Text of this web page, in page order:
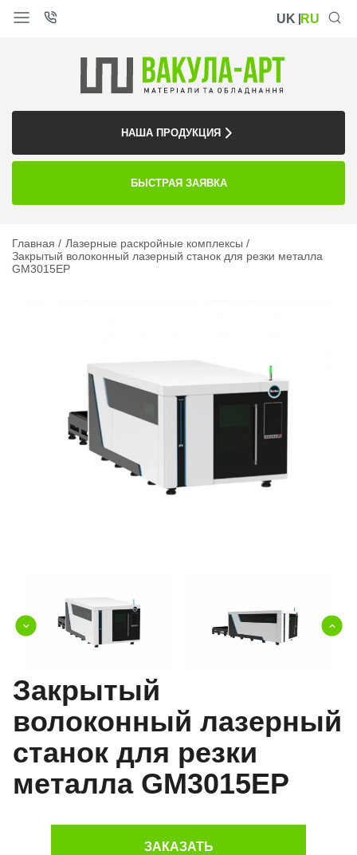
UK RU
НАША ПРОДУКЦИЯ
БЫСТРАЯ ЗАЯВКА
Главная
Лазерные раскройные комплексы
Закрытый волоконный лазерный станок для резки металла
GM3015EP
Закрытый
волоконный лазерный
станок для резки
металла GM3015EP
ЗАКАЗАТЬ